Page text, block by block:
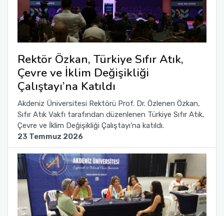
Rektör Özkan, Türkiye Sıfır Atık,
Çevre ve İklim Değişikliği
Çalıştayı’na Katıldı
Akdeniz Üniversitesi Rektörü Prof. Dr. Özlenen Özkan,
Sıfır Atık Vakfı tarafından düzenlenen Türkiye Sıfır Atık,
Çevre ve İklim Değişikliği Çalıştayı’na katıldı.
23 Temmuz 2026